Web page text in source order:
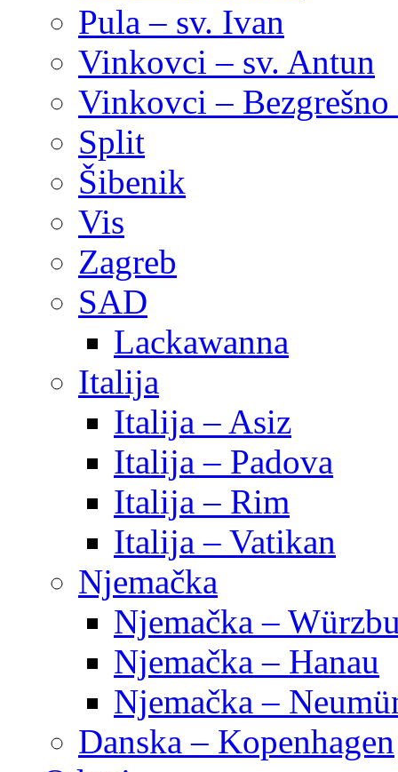
Pula – sv. Ivan
Vinkovci – sv. Antun
Vinkovci –
Split
Šibenik
Vis
Zagreb
SAD
Lackawanna
Italija
Italija – Asiz
Italija – Padova
Italija – Rim
Italija – Vatikan
Njemačka
Njemačka –
Njemačka – Hanau
Njemačka –
Danska – Kopenhagen